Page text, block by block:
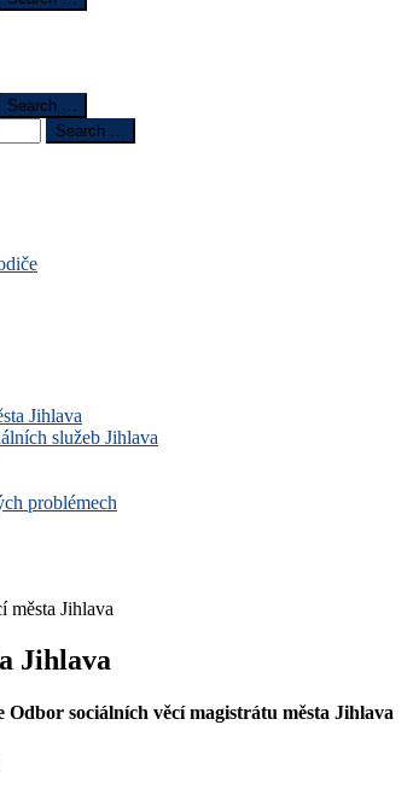
Search …
Search …
Jihlava
služeb Jihlava
problémech
města Jihlava
Jihlava
sociálních věcí magistrátu města Jihlava